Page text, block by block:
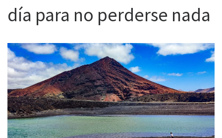
día para no perderse nada